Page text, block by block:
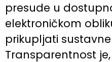
presude u
elektroničkom
prikupljati
Transparentnost